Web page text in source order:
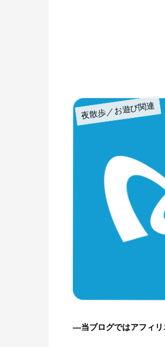
夜散歩／お遊び関連
―当ブログではアフィ